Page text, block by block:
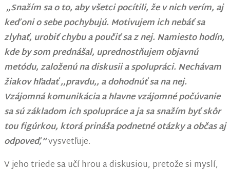
„Snažím sa o to, aby všetci pocítili, že v nich verím, aj
keď oni o sebe pochybujú. Motivujem ich nebáť sa
zlyhať, urobiť chybu a poučiť sa z nej. Namiesto hodín,
kde by som prednášal, uprednostňujem objavnú
metódu, založenú na diskusii a spolupráci. Nechávam
žiakov hľadať ,,pravdu,, a dohodnúť sa na nej.
Vzájomná komunikácia a hlavne vzájomné počúvanie
sa sú základom ich spolupráce a ja sa snažím byť skôr
tou figúrkou, ktorá prináša podnetné otázky a občas aj
odpoveď,“vysvetľuje.
V jeho triede sa učí hrou a diskusiou, pretože si myslí,